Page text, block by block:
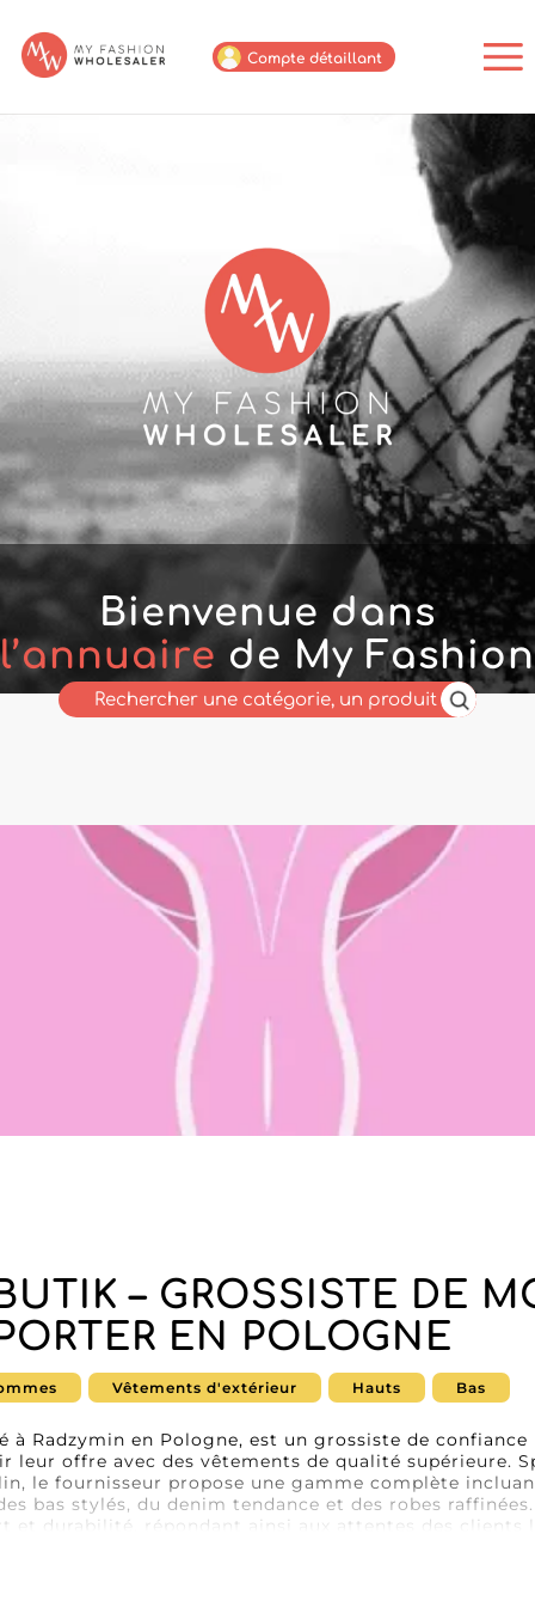
Compte détaillant
Bienvenue dans
l’annuaire de My Fashion
Wholesaler
– GROSSISTE DE
EN POLOGNE
Vêtements d'extérieur Hauts Bas
à Radzymin en Pologne, est un grossiste de
leur offre avec des vêtements de qualité supérieure.
le fournisseur propose une gamme complète
bas stylés, du denim tendance et des robes
et durabilité, répondant ainsi aux attentes des clients